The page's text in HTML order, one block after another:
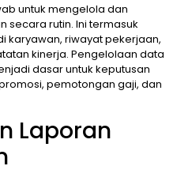
untuk mengelola dan
secara rutin. Ini termasuk
karyawan, riwayat pekerjaan,
kinerja. Pengelolaan data
dasar untuk keputusan
pemotongan gaji, dan
Laporan